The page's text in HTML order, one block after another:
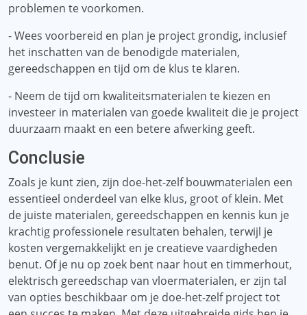
problemen te voorkomen.
- Wees voorbereid en plan je project grondig, inclusief
het inschatten van de benodigde materialen,
gereedschappen en tijd om de klus te klaren.
- Neem de tijd om kwaliteitsmaterialen te kiezen en
investeer in materialen van goede kwaliteit die je project
duurzaam maakt en een betere afwerking geeft.
Conclusie
Zoals je kunt zien, zijn doe-het-zelf bouwmaterialen een
essentieel onderdeel van elke klus, groot of klein. Met
de juiste materialen, gereedschappen en kennis kun je
krachtig professionele resultaten behalen, terwijl je
kosten vergemakkelijkt en je creatieve vaardigheden
benut. Of je nu op zoek bent naar hout en timmerhout,
elektrisch gereedschap van vloermaterialen, er zijn tal
van opties beschikbaar om je doe-het-zelf project tot